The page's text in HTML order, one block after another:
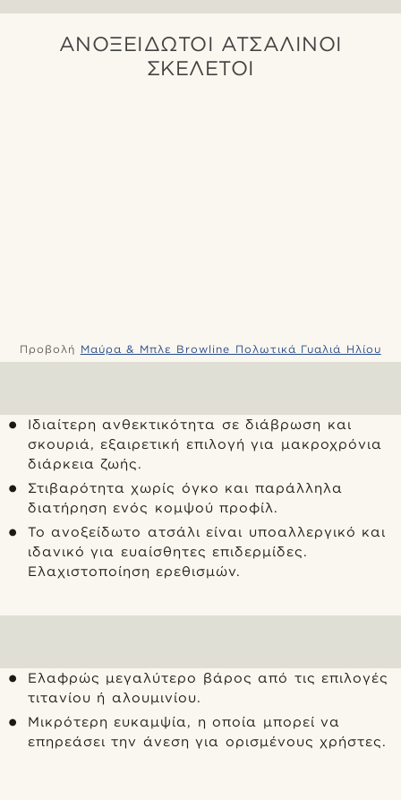
ΑΝΟΞΕΊΔΩΤΟΙ ΑΤΣΆΛΙΝΟΙ
ΣΚΕΛΕΤΟΊ
Προβολή Μαύρα & Μπλε Browline Πολωτικά Γυαλιά Ηλίου
Ιδιαίτερη ανθεκτικότητα σε διάβρωση και
σκουριά, εξαιρετική επιλογή για μακροχρόνια
διάρκεια ζωής.
Στιβαρότητα χωρίς όγκο και παράλληλα
διατήρηση ενός κομψού προφίλ.
Το ανοξείδωτο ατσάλι είναι υποαλλεργικό και
ιδανικό για ευαίσθητες επιδερμίδες.
Ελαχιστοποίηση ερεθισμών.
Ελαφρώς μεγαλύτερο βάρος από τις επιλογές
τιτανίου ή αλουμινίου.
Μικρότερη ευκαμψία, η οποία μπορεί να
επηρεάσει την άνεση για ορισμένους χρήστες.